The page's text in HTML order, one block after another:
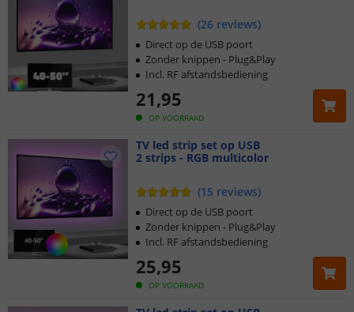
(26 reviews)
OP VOORRAAD
21,95
Direct op de USB poort
Zonder knippen - Plug&Play
Incl. RF afstandsbediening
TV led strip set op USB
2 strips - RGB multicolor
(15 reviews)
OP VOORRAAD
25,95
Direct op de USB poort
Zonder knippen - Plug&Play
Incl. RF afstandsbediening